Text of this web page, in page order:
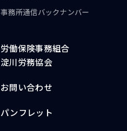
事務所通信バックナンバー
労働保険事務組合
淀川労務協会
お問い合わせ
パンフレット